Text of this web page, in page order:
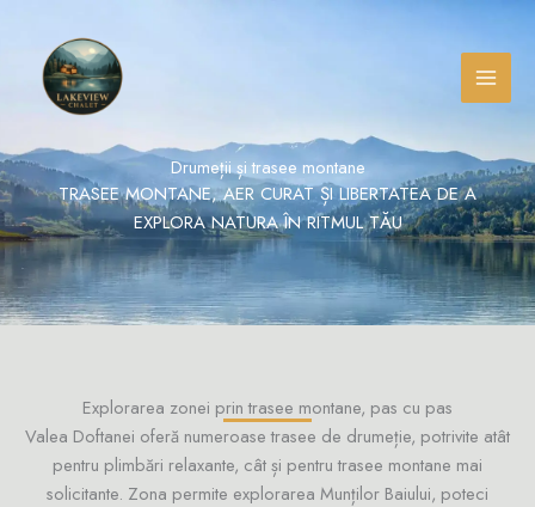
content
Drumeții și trasee montane
TRASEE MONTANE, AER CURAT ȘI LIBERTATEA DE A
EXPLORA NATURA ÎN RITMUL TĂU
Explorarea zonei prin trasee montane, pas cu pas
Valea Doftanei oferă numeroase trasee de drumeție, potrivite atât
pentru plimbări relaxante, cât și pentru trasee montane mai
solicitante. Zona permite explorarea Munților Baiului, poteci